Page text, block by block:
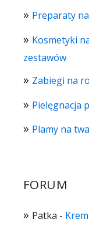
Preparaty
Kosmetyki
zestawów
Zabiegi na
Pielęgnacja
Plamy na
FORUM
Patka -